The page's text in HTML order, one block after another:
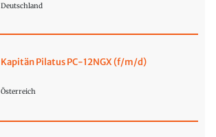
Deutschland
Kapitän Pilatus PC-12NGX (f/m/d)
Österreich